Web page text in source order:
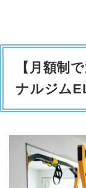
【月額制
ナルジム